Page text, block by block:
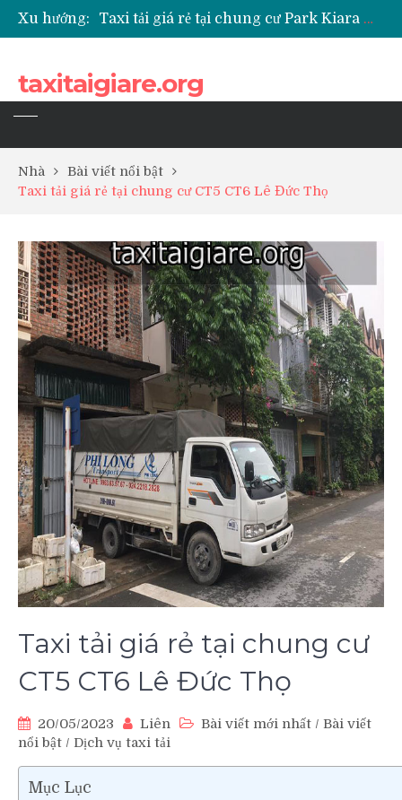
Xu hướng:
Taxi tải giá rẻ tại chung cư Park Kiara Hà Đông
Taxi tải giá rẻ tại chung cư Grande Park Phú Lãm
taxitaigiare.org
Nhà
Bài viết nổi bật
Taxi tải giá rẻ tại chung cư CT5 CT6 Lê Đức Thọ
Taxi tải giá rẻ tại chung cư
CT5 CT6 Lê Đức Thọ
20/05/2023 Liên Bài viết mới nhất / Bài viết
nổi bật / Dịch vụ taxi tải
Mục Lục